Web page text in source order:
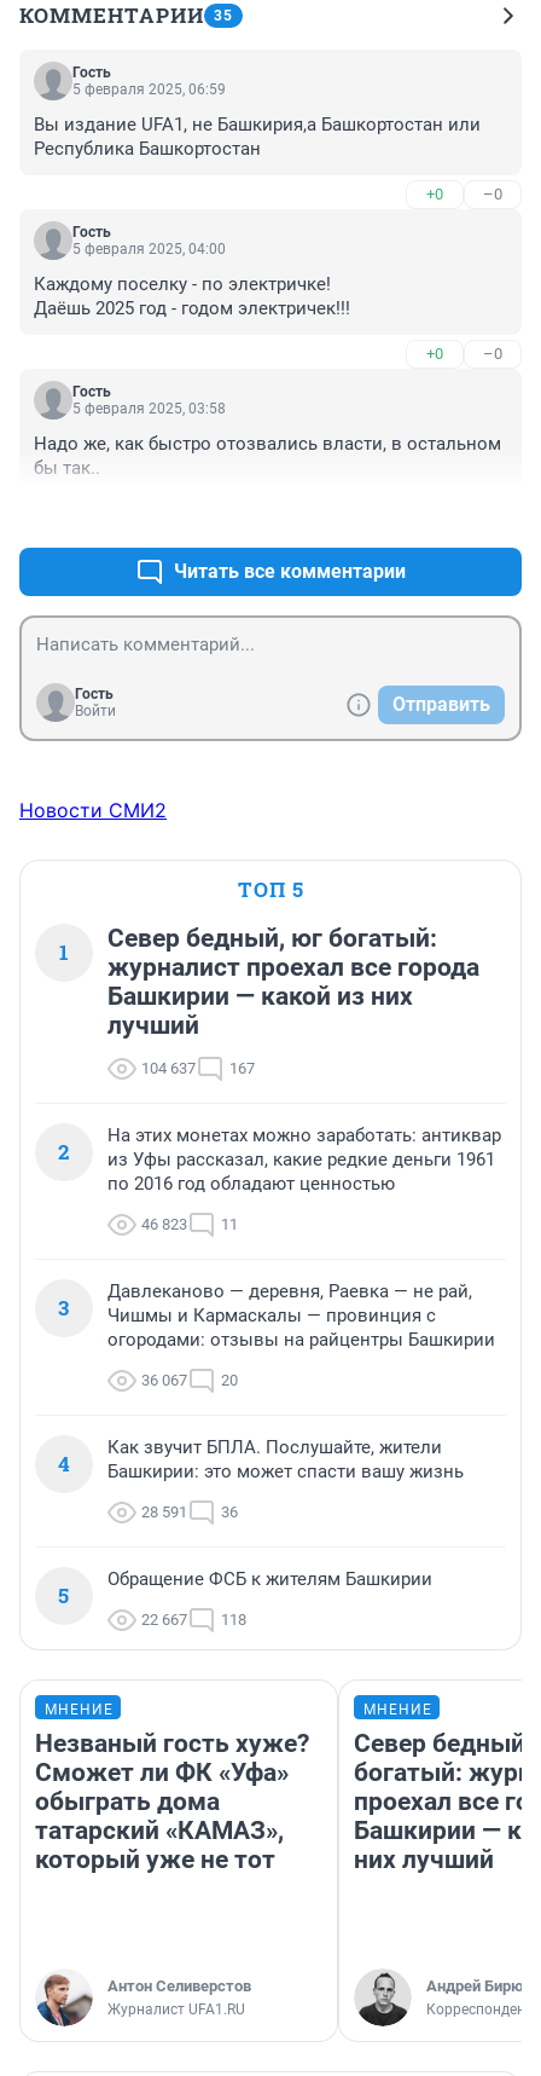
КОММЕНТАРИИ 35
Гость
5 февраля 2025, 06:59
Вы издание UFA1, не Башкирия,а Башкортостан или
Республика Башкортостан
+0 –0
Гость
5 февраля 2025, 04:00
Каждому поселку - по электричке!
Даёшь 2025 год - годом электричек!!!
+0 –0
Гость
5 февраля 2025, 03:58
Надо же, как быстро отозвались власти, в остальном
бы так..
Читать все комментарии
Гость
Войти
Отправить
Новости СМИ2
ТОП 5
1
Север бедный, юг богатый:
журналист проехал все города
Башкирии — какой из них
лучший
104 637 167
2
На этих монетах можно заработать: антиквар
из Уфы рассказал, какие редкие деньги 1961
по 2016 год обладают ценностью
46 823 11
3
Давлеканово — деревня, Раевка — не рай,
Чишмы и Кармаскалы — провинция с
огородами: отзывы на райцентры Башкирии
36 067 20
4
Как звучит БПЛА. Послушайте, жители
Башкирии: это может спасти вашу жизнь
28 591 36
5
Обращение ФСБ к жителям Башкирии
22 667 118
МНЕНИЕ
Незваный гость хуже?
Сможет ли ФК «Уфа»
обыграть дома
татарский «КАМАЗ»,
который уже не тот
Антон Селиверстов
Журналист UFA1.RU
МНЕНИЕ
Север бедный,
богатый:
проехал все
Башкирии —
них лучший
Андрей
Корреспондент